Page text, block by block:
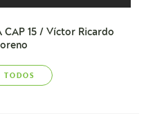
15 / Víctor Ricardo
TODOS